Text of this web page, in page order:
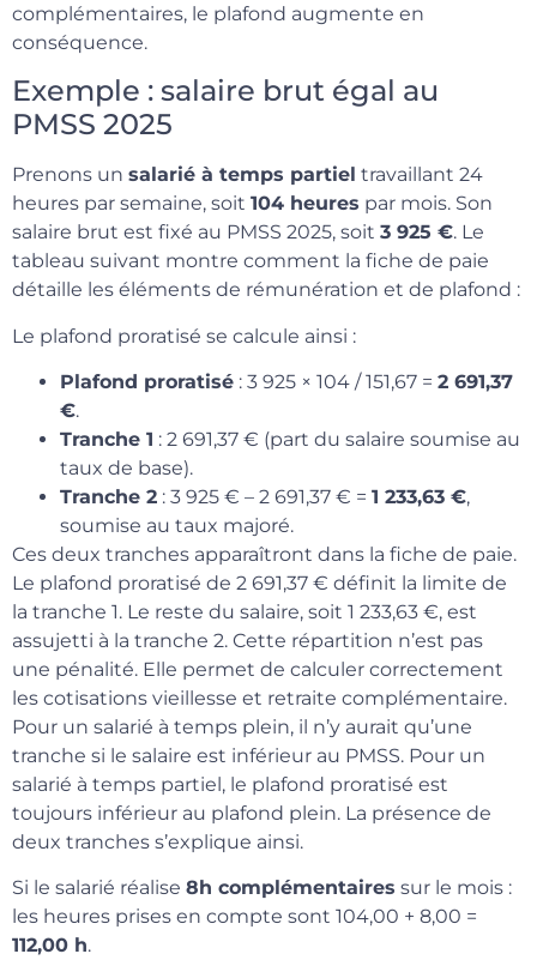
complémentaires, le plafond augmente en
conséquence.
Exemple : salaire brut égal au
PMSS 2025
Prenons un salarié à temps partiel travaillant 24
heures par semaine, soit 104 heures par mois. Son
salaire brut est fixé au PMSS 2025, soit 3 925 €. Le
tableau suivant montre comment la fiche de paie
détaille les éléments de rémunération et de plafond :
Le plafond proratisé se calcule ainsi :
Plafond proratisé : 3 925 × 104 / 151,67 = 2 691,37
€.
Tranche 1 : 2 691,37 € (part du salaire soumise au
taux de base).
Tranche 2 : 3 925 € – 2 691,37 € = 1 233,63 €,
soumise au taux majoré.
Ces deux tranches apparaîtront dans la fiche de paie.
Le plafond proratisé de 2 691,37 € définit la limite de
la tranche 1. Le reste du salaire, soit 1 233,63 €, est
assujetti à la tranche 2. Cette répartition n’est pas
une pénalité. Elle permet de calculer correctement
les cotisations vieillesse et retraite complémentaire.
Pour un salarié à temps plein, il n’y aurait qu’une
tranche si le salaire est inférieur au PMSS. Pour un
salarié à temps partiel, le plafond proratisé est
toujours inférieur au plafond plein. La présence de
deux tranches s’explique ainsi.
Si le salarié réalise 8h complémentaires sur le mois :
les heures prises en compte sont 104,00 + 8,00 =
112,00 h.